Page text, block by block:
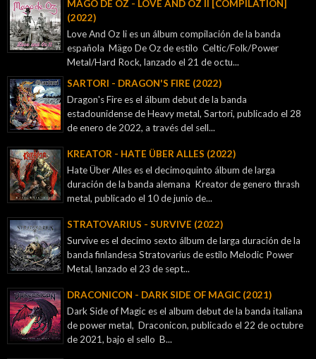
MÄGO DE OZ - LOVE AND OZ II [COMPILATION]
(2022)
Love And Oz Ii es un álbum compilación de la banda
española Mägo De Oz de estilo Celtic/Folk/Power
Metal/Hard Rock, lanzado el 21 de octu...
SARTORI - DRAGON'S FIRE (2022)
Dragon's Fire es el álbum debut de la banda
estadounidense de Heavy metal, Sartori, publicado el 28
de enero de 2022, a través del sell...
KREATOR - ‎HATE ÜBER ALLES (2022)
Hate Über Alles es el decimoquinto álbum de larga
duración de la banda alemana Kreator de genero thrash
metal, publicado el 10 de junio de...
STRATOVARIUS - SURVIVE (2022)
Survive es el decimo sexto álbum de larga duración de la
banda finlandesa Stratovarius de estilo Melodic Power
Metal, lanzado el 23 de sept...
DRACONICON - DARK SIDE OF MAGIC (2021)
Dark Side of Magic es el album debut de la banda italiana
de power metal, Draconicon, publicado el 22 de octubre
de 2021, bajo el sello B...